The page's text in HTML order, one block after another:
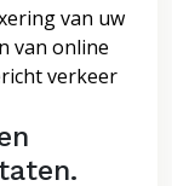
van uw
van online
verkeer